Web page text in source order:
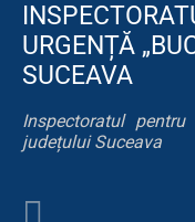
URGENȚĂ
SUCEAVA
Inspectoratul
județului Suceava